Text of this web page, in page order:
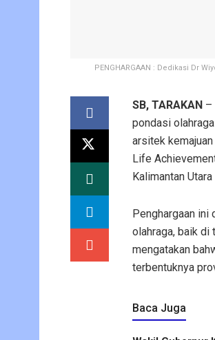
PENGHARGAAN : Dedikasi Dr
SB, TARAKAN –
pondasi
arsitek
Life
Kalimantan Utara
Penghargaan ini
olahraga, baik di
mengatakan
terbentuknya
Baca Juga